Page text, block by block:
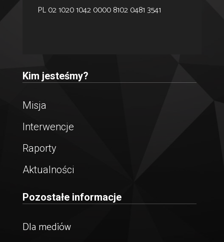
PL 02 1020 1042 0000 8102 0481 3541
Kim jesteśmy?
Misja
Interwencje
Raporty
Aktualności
Pozostałe informacje
Dla mediów